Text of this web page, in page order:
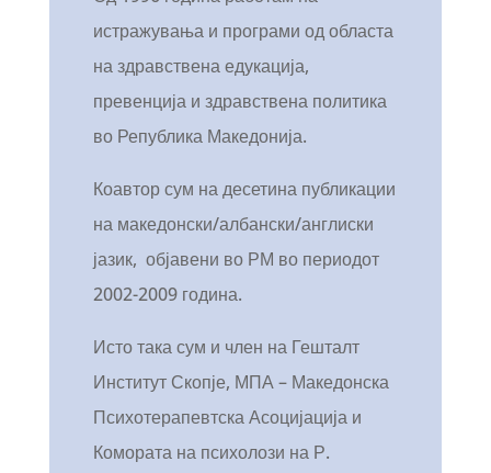
истражувања и програми од областа
на здравствена едукација,
превенција и здравствена политика
во Република Македонија.
Коавтор сум на десетина публикации
на македонски/албански/англиски
јазик, објавени во РМ во периодот
2002-2009 година.
Исто така сум и член на Гешталт
Институт Скопје, МПА – Македонска
Психотерапевтска Асоцијација и
Комората на психолози на Р.